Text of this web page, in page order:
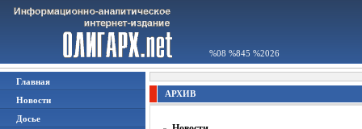
%08 %845 %2026
Главная
Новости
Досье
АРХИВ